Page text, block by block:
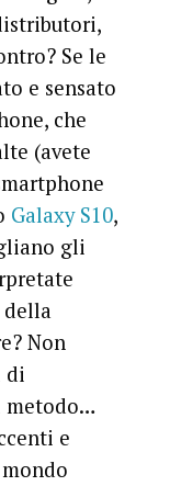
Se le
e sensato
che
(avete
Galaxy S10,
gli
Non
di
metodo…
e